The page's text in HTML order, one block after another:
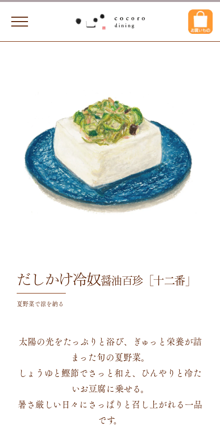
夏野菜で涼を納る
だしかけ冷奴醤油百珍［十二番」
太陽の光をたっぷりと浴び、ぎゅっと栄養が詰
まった旬の夏野菜。
しょうゆと鰹節でさっと和え、ひんやりと冷た
いお豆腐に乗せる。
暑さ厳しい日々にさっぱりと召し上がれる一品
です。